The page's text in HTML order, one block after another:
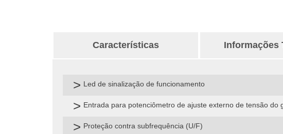
Características Informações
Led de sinalização de funcionamento
Entrada para potenciômetro de ajuste externo de tensão do
Proteção contra subfrequência (U/F)